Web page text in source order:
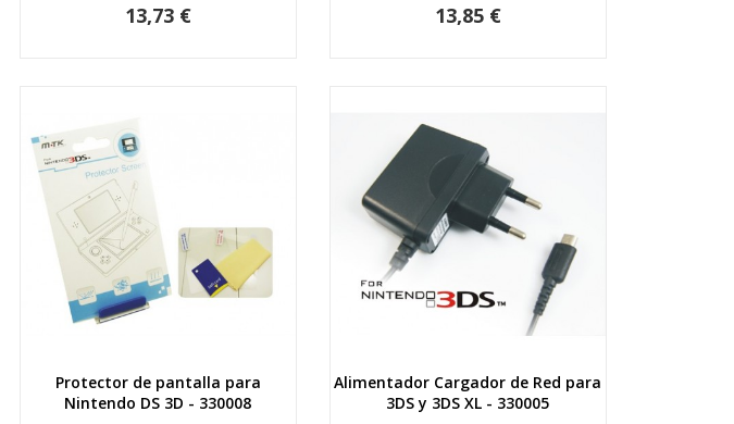
13,73 € 13,85 €
Vista rápida
Protector de pantalla para
Nintendo DS 3D - 330008
Vista rápida
Alimentador Cargador de Red para
3DS y 3DS XL - 330005